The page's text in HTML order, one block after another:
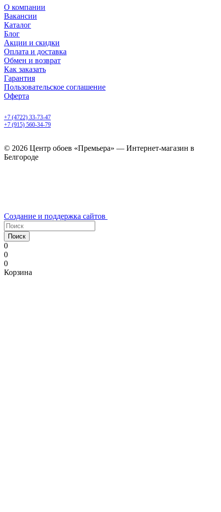
О компании
Вакансии
Каталог
Блог
Акции и скидки
Оплата и доставка
Обмен и возврат
Как заказать
Гарантия
Пользовательское соглашение
Оферта
+7 (4722) 33-73-47
+7 (915) 560-34-79
© 2026 Центр обоев «Премьера» — Интернет-магазин в
Белгороде
Создание и поддержка сайтов
Поиск
0
0
0
Корзина